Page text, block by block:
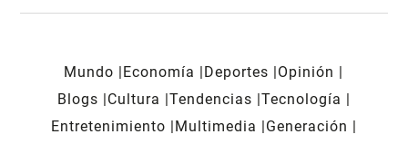
Mundo Economía Deportes
Opinión
Blogs
Cultura Tendencias Tecnología
Entretenimiento
Multimedia
Generación